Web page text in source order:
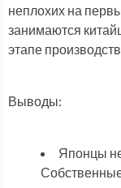
неплохих на
занимаются
этапе
Выводы:
Японцы